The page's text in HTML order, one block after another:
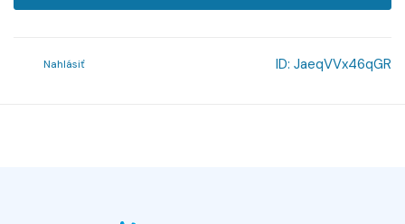
Nahlásiť ID: JaeqVVx46qGR